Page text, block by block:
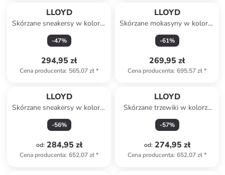
LLOYD
Skórzane sneakersy w kolorze
biało-czerwonym
-47%
294,95 zł
Cena producenta: 565,07 zł*
LLOYD
Skórzane mokasyny w kolorze
szarym
-61%
269,95 zł
Cena producenta: 695,57 zł*
LLOYD
Skórzane sneakersy w kolorze
granatowo-białym
-56%
od: 284,95 zł
Cena producenta: 652,07 zł*
LLOYD
Skórzane trzewiki w kolorze
kremowym
-57%
od: 274,95 zł
Cena producenta: 652,07 zł*